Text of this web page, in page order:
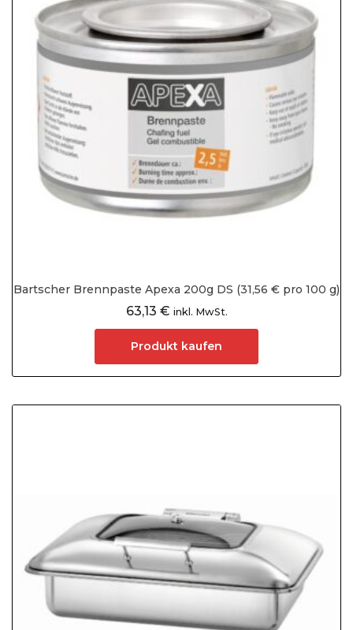
Bartscher Brennpaste Apexa 200g DS (31,56 € pro 100 g)
63,13 € inkl. MwSt.
Produkt kaufen